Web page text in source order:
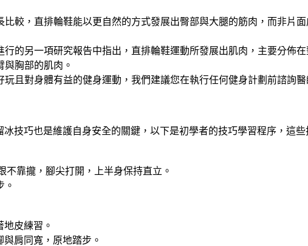
較，直排輪鞋能以更自然的方式發展出臀部與大腿的筋肉，而非片
行的另一項研究報告中指出，直排輪鞋運動所發展出肌肉，主要分佈
胸部的肌肉。
且對身體有益的健身運動，我們建議您在執行任何健身計劃前諮詢醫
冰技巧也是維護自身安全的關鍵，以下是初學者的技巧學習程序，這
不靠攏，腳尖打開，上半身保持直立。
。
皮練習。
肩同寬，原地踏步。